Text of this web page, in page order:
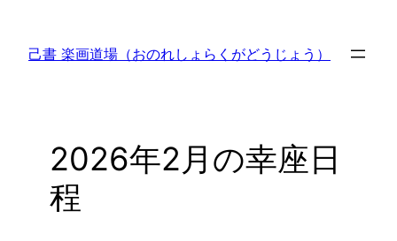
己書 楽画道場（おのれしょらくがどうじょう）
2026年2月の幸座日
程